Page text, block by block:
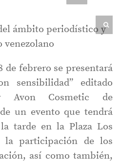
ámbito periodístico y
de febrero se presentará
sensibilidad” editado
Avon Cosmetic de
un evento que tendrá
tarde en la Plaza Los
la participación de los
así como también,